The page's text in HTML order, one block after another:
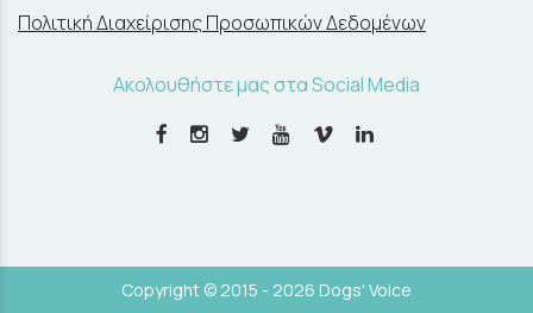
Πολιτική Διαχείρισης Προσωπικών Δεδομένων
Ακολουθήστε μας στα Social Media
Copyright © 2015 - 2026 Dogs' Voice